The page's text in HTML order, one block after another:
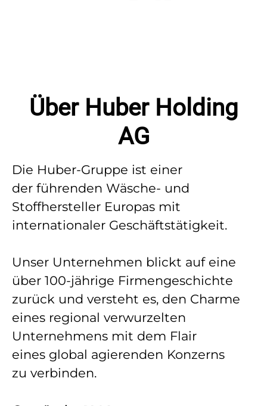
Über Huber Holding
AG
Die Huber-Gruppe ist einer
der führenden Wäsche- und
Stoffhersteller Europas mit
internationaler Geschäftstätigkeit.
Unser Unternehmen blickt auf eine
über 100-jährige Firmengeschichte
zurück und versteht es, den Charme
eines regional verwurzelten
Unternehmens mit dem Flair
eines global agierenden Konzerns
zu verbinden.